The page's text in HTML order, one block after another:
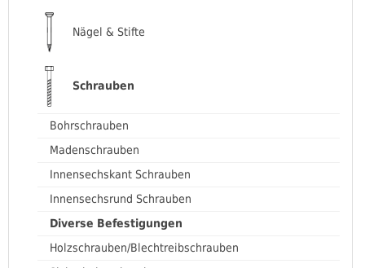
Nägel & Stifte
Schrauben
Bohrschrauben
Madenschrauben
Innensechskant Schrauben
Innensechsrund Schrauben
Diverse Befestigungen
Holzschrauben/Blechtreibschrauben